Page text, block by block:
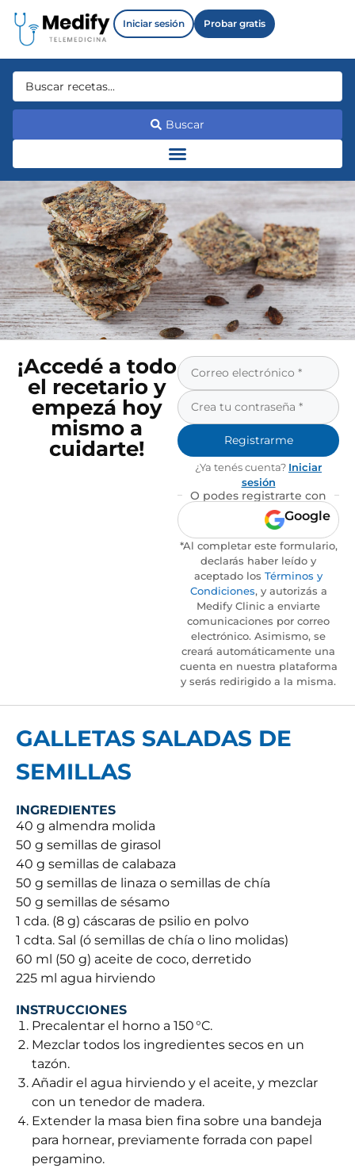
Iniciar sesión Probar gratis
Buscar
¡Accedé a todo
el recetario y
empezá hoy
mismo a
cuidarte!
Registrarme
¿Ya tenés cuenta? Iniciar
sesión
O podes registrarte con
Google
*Al completar este formulario,
declarás haber leído y
aceptado los Términos y
Condiciones, y autorizás a
Medify Clinic a enviarte
comunicaciones por correo
electrónico. Asimismo, se
creará automáticamente una
cuenta en nuestra plataforma
y serás redirigido a la misma.
GALLETAS SALADAS DE
SEMILLAS
INGREDIENTES
40 g almendra molida
50 g semillas de girasol
40 g semillas de calabaza
50 g semillas de linaza o semillas de chía
50 g semillas de sésamo
1 cda. (8 g) cáscaras de psilio en polvo
1 cdta. Sal (ó semillas de chía o lino molidas)
60 ml (50 g) aceite de coco, derretido
225 ml agua hirviendo
INSTRUCCIONES
Precalentar el horno a 150 °C.
Mezclar todos los ingredientes secos en un
tazón.
Añadir el agua hirviendo y el aceite, y mezclar
con un tenedor de madera.
Extender la masa bien fina sobre una bandeja
para hornear, previamente forrada con papel
pergamino.